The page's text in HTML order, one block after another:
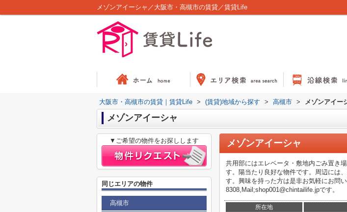
メゾンアイーシャ／大阪市・高槻市の賃貸／賃貸Life
大阪市・高槻市の賃貸｜賃貸Life > (賃貸)地域から探す > 高槻市 > メゾンアイー
メゾンアイーシャ
メゾンアイーシャ
共用部にはエレベータ・敷地内ごみ置き
す。陽当たり良好な物件です。周辺には
す。興味を持った方は是非お気軽にお問
8308,Mail;shop001@chintailife.jpです。
所在地
▼ご希望の物件をお探しします
同じエリアの物件
高槻市